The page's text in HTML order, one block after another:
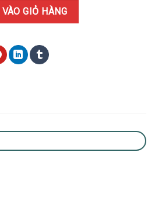
Aquanaut 5067A-023 Màu Nâu Viền
GIỎ HÀNG